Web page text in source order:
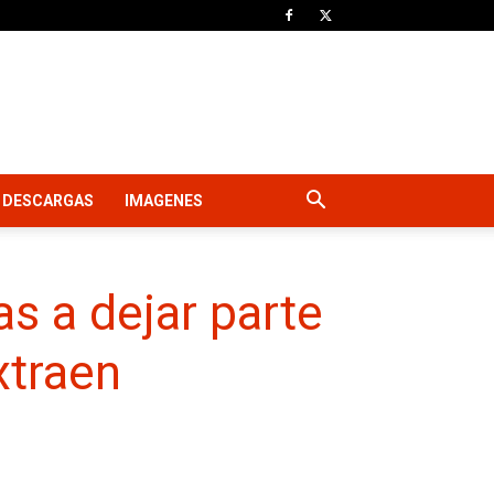
DESCARGAS IMAGENES
a dejar parte